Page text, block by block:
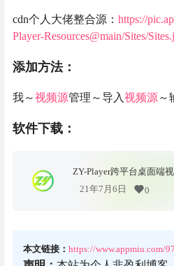
cdn个人大佬整合源： https://
Player-Resources@main/Sites/
添加方法：
我～视频源管理～导入视频源～
软件下载：
ZY-Player跨平台桌面端
21年7月6日
0
本文链接： https://www.appmiu.com/